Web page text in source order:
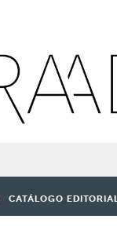
CATÁLOGO EDITORIAL